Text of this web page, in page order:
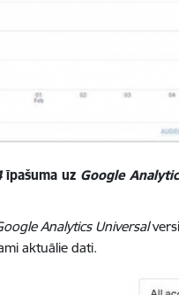
īpašuma uz Google
Analytics Universal
aktuālie dati.